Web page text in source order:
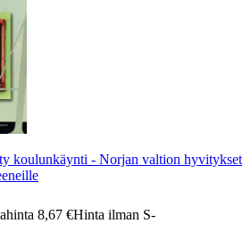
koulunkäynti - Norjan valtion hyvitykset
8,67 €Hinta ilman S-